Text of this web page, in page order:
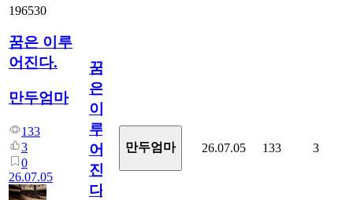
196530
꿈은 이루
어진다.
만두엄마
133
3
0
26.07.05
꿈
은
이
루
어
진
다.
만두엄마 26.07.05 133 3